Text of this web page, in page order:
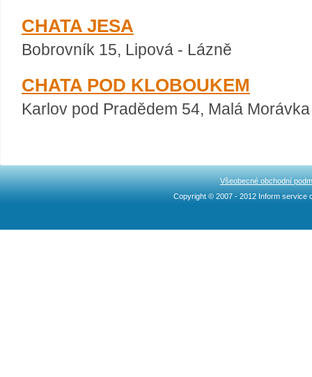
CHATA JESA
Bobrovník 15, Lipová - Lázně
CHATA POD KLOBOUKEM
Karlov pod Pradědem 54, Malá Morávka
Všeobecné obchodní
Copyright © 2007 - 2012 Inform service